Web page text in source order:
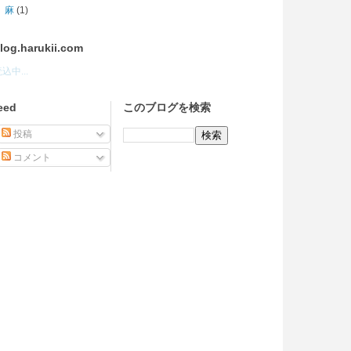
麻 (1)
込中...
投稿
コメント
このブログを検索